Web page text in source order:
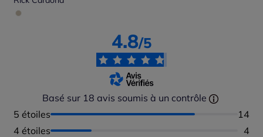
4.8/5
Basé sur 18 avis soumis à un contrôle
5 étoiles
14
4 étoiles
4